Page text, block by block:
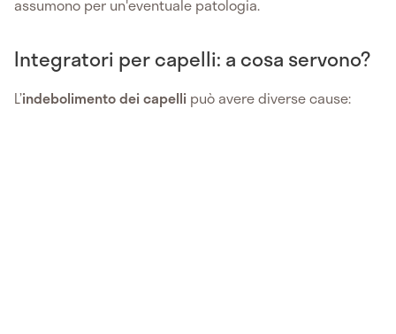
assumono per un'eventuale patologia.
Integratori per capelli: a cosa servono?
L’indebolimento dei capelli può avere diverse cause: